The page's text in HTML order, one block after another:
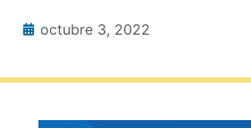
octubre 3, 2022